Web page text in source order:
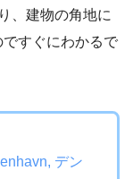
、建物の角地に
すぐにわかるで
デン